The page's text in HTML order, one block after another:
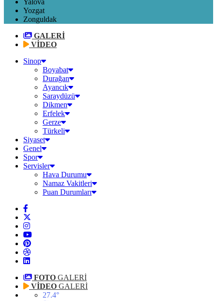
Yalova
Yozgat
Zonguldak
GALERİ
VİDEO
Sinop
Boyabat
Durağan
Ayancık
Saraydüzü
Dikmen
Erfelek
Gerze
Türkeli
Siyaset
Genel
Spor
Servisler
Hava Durumu
Namaz Vakitleri
Puan Durumları
FOTO GALERİ
VİDEO GALERİ
27.4°